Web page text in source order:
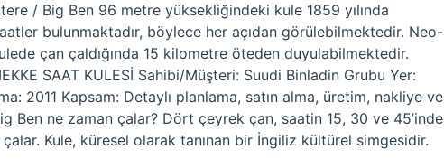
/ Big Ben 96 metre yüksekliğindeki kule 1859 yılında
bulunmaktadır, böylece her açıdan görülebilmektedir. Neo-
çan çaldığında 15 kilometre öteden duyulabilmektedir.
SAAT KULESİ Sahibi/Müşteri: Suudi Binladin Grubu Yer:
2011 Kapsam: Detaylı planlama, satın alma, üretim, nakliye ve
Ben ne zaman çalar? Dört çeyrek çan, saatin 15, 30 ve 45’inde
Kule, küresel olarak tanınan bir İngiliz kültürel simgesidir.